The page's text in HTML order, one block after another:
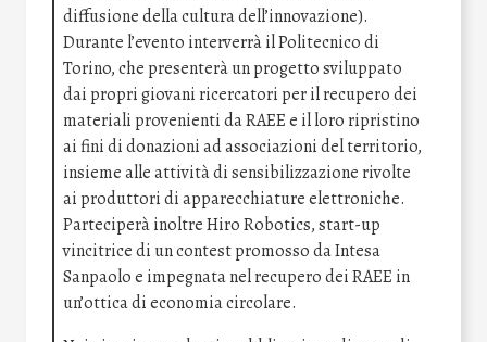
diffusione della cultura dell’innovazione).
Durante l’evento interverrà il Politecnico di
Torino, che presenterà un progetto sviluppato
dai propri giovani ricercatori per il recupero dei
materiali provenienti da RAEE e il loro ripristino
ai fini di donazioni ad associazioni del territorio,
insieme alle attività di sensibilizzazione rivolte
ai produttori di apparecchiature elettroniche.
Parteciperà inoltre Hiro Robotics, start-up
vincitrice di un contest promosso da Intesa
Sanpaolo e impegnata nel recupero dei RAEE in
un’ottica di economia circolare.